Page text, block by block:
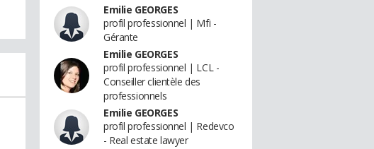
Emilie GEORGES
profil professionnel | Mfi -
Gérante
Emilie GEORGES
profil professionnel | LCL -
Conseiller clientèle des
professionnels
Emilie GEORGES
profil professionnel | Redevco
- Real estate lawyer